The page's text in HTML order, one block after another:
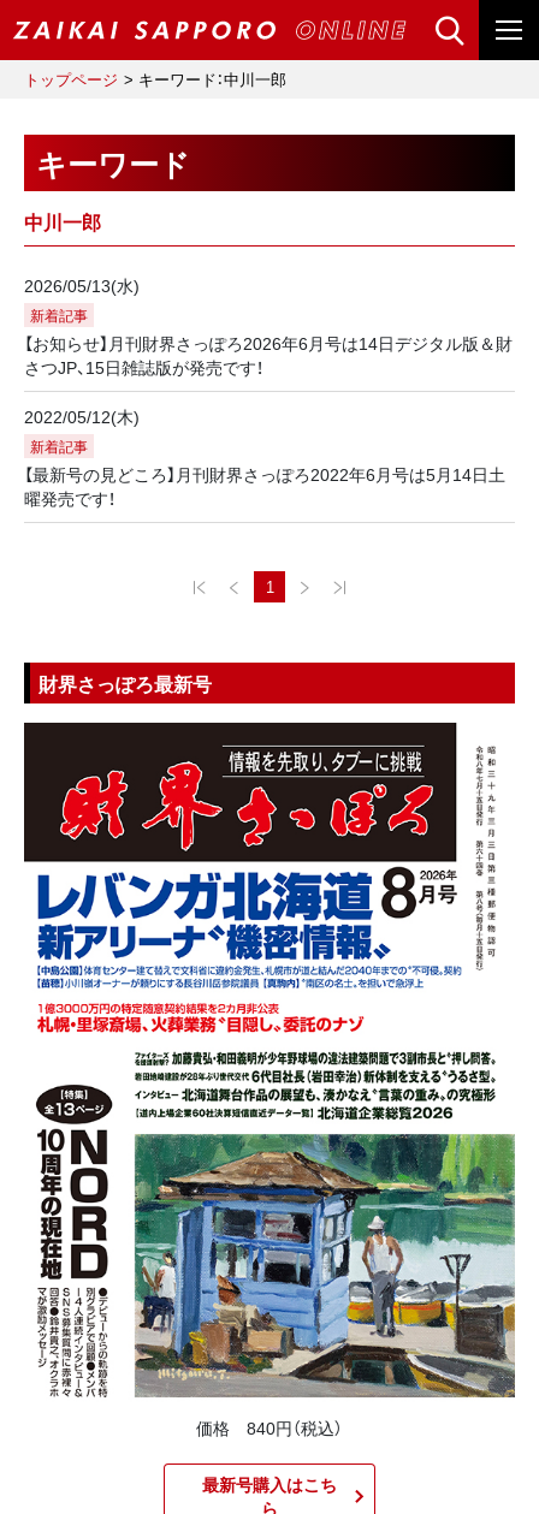
トップページ キーワード：中川一郎
キーワード
中川一郎
2026/05/13(水)
新着記事
【お知らせ】月刊財界さっぽろ2026年6月号は14日デジタル版＆財
さつJP、15日雑誌版が発売です！
2022/05/12(木)
新着記事
【最新号の見どころ】月刊財界さっぽろ2022年6月号は5月14日土
曜発売です！
1
財界さっぽろ最新号
価格 840円（税込）
最新号購入はこち
ら​